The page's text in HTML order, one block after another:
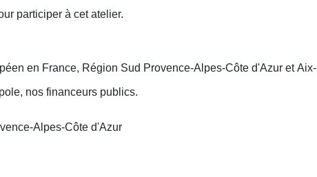
participer à cet atelier.
en France, Région Sud Provence-Alpes-Côte d'Azur et Aix-
nos financeurs publics.
Alpes-Côte d'Azur